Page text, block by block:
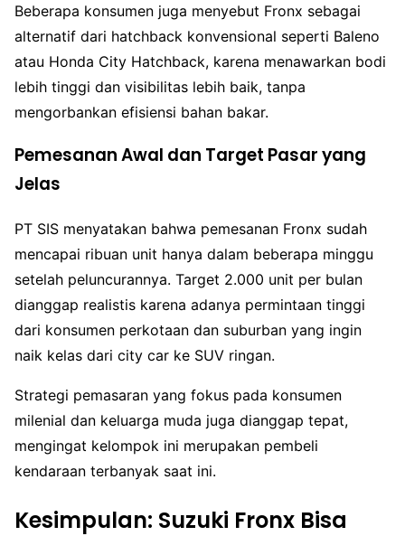
Beberapa konsumen juga menyebut Fronx sebagai
alternatif dari hatchback konvensional seperti Baleno
atau Honda City Hatchback, karena menawarkan bodi
lebih tinggi dan visibilitas lebih baik, tanpa
mengorbankan efisiensi bahan bakar.
Pemesanan Awal dan Target Pasar yang
Jelas
PT SIS menyatakan bahwa pemesanan Fronx sudah
mencapai ribuan unit hanya dalam beberapa minggu
setelah peluncurannya. Target 2.000 unit per bulan
dianggap realistis karena adanya permintaan tinggi
dari konsumen perkotaan dan suburban yang ingin
naik kelas dari city car ke SUV ringan.
Strategi pemasaran yang fokus pada konsumen
milenial dan keluarga muda juga dianggap tepat,
mengingat kelompok ini merupakan pembeli
kendaraan terbanyak saat ini.
Kesimpulan: Suzuki Fronx Bisa